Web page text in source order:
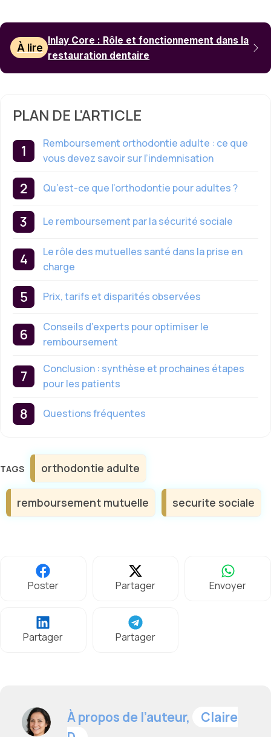
À lire
Inlay Core : Rôle et fonctionnement dans la
restauration dentaire
PLAN DE L'ARTICLE
Remboursement orthodontie adulte : ce que
vous devez savoir sur l’indemnisation
Qu’est-ce que l’orthodontie pour adultes ?
Le remboursement par la sécurité sociale
Le rôle des mutuelles santé dans la prise en
charge
Prix, tarifs et disparités observées
Conseils d’experts pour optimiser le
remboursement
Conclusion : synthèse et prochaines étapes
pour les patients
Questions fréquentes
Étiquettes
orthodontie adulte
remboursement mutuelle securite sociale
Poster Partager Envoyer
Partager Partager
À propos de l’auteur,
Claire